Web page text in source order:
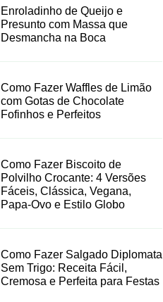
Enroladinho de Queijo e
Presunto com Massa que
Desmancha na Boca
Como Fazer Waffles de Limão
com Gotas de Chocolate
Fofinhos e Perfeitos
Como Fazer Biscoito de
Polvilho Crocante: 4 Versões
Fáceis, Clássica, Vegana,
Papa-Ovo e Estilo Globo
Como Fazer Salgado Diplomata
Sem Trigo: Receita Fácil,
Cremosa e Perfeita para Festas